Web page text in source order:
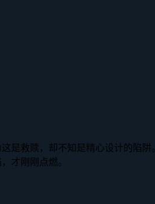
是救赎，却不知是精心设计的陷
才刚刚点燃。